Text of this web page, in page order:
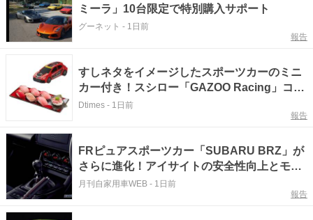
ミーラ」10台限定で特別購入サポート
グーネット - 1日前
報告
すしネタをイメージしたスポーツカーのミニ
カー付き！スシロー「GAZOO Racing」コラ
ボメニュー
Dtimes - 1日前
報告
FRピュアスポーツカー「SUBARU BRZ」が
さらに進化！アイサイトの安全性向上とモー
タースポーツ直系のシフト操作感を導入！
月刊自家用車WEB - 1日前
報告